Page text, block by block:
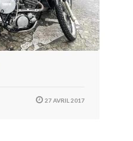
27 AVRIL 2017